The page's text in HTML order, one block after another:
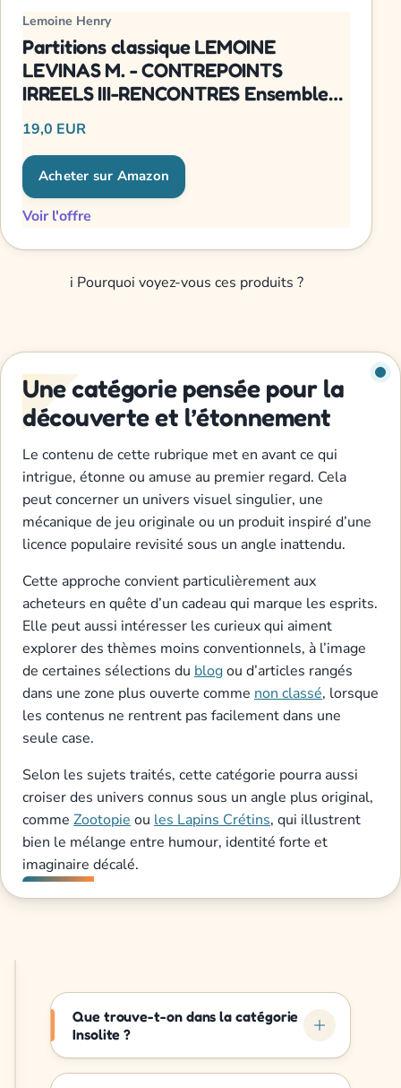
Lemoine Henry
Partitions classique LEMOINE
LEVINAS M. - CONTREPOINTS
IRREELS III-RENCONTRES Ensemble
19,0 EUR
Acheter sur Amazon
Voir l'offre
i Pourquoi voyez-vous ces produits ?
Une catégorie pensée pour la
découverte et l’étonnement
Le contenu de cette rubrique met en avant ce qui
intrigue, étonne ou amuse au premier regard. Cela
peut concerner un univers visuel singulier, une
mécanique de jeu originale ou un produit inspiré d’une
licence populaire revisité sous un angle inattendu.
Cette approche convient particulièrement aux
acheteurs en quête d’un cadeau qui marque les esprits.
Elle peut aussi intéresser les curieux qui aiment
explorer des thèmes moins conventionnels, à l’image
de certaines sélections du blogou d’articles rangés
dans une zone plus ouverte comme non classé, lorsque
les contenus ne rentrent pas facilement dans une
seule case.
Selon les sujets traités, cette catégorie pourra aussi
croiser des univers connus sous un angle plus original,
comme Zootopie ou les Lapins Crétins, qui illustrent
bien le mélange entre humour, identité forte et
imaginaire décalé.
Que trouve-t-on dans la catégorie
Insolite ?